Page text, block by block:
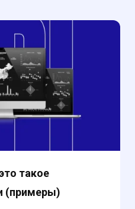
такое
(примеры)